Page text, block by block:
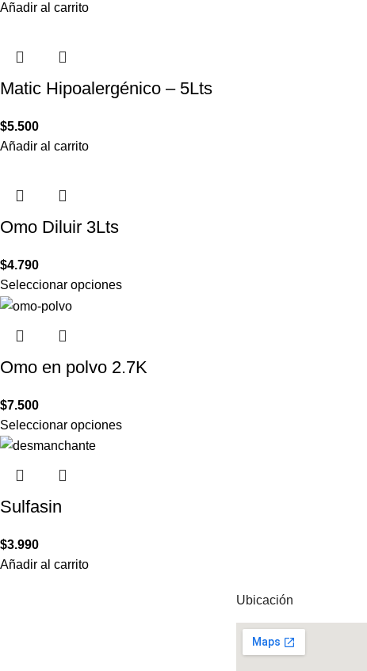
Añadir al carrito
Matic Hipoalergénico – 5Lts
$5.500
Añadir al carrito
Omo Diluir 3Lts
$4.790
Seleccionar opciones
Omo en polvo 2.7K
$7.500
Seleccionar opciones
Sulfasin
$3.990
Añadir al carrito
Ubicación